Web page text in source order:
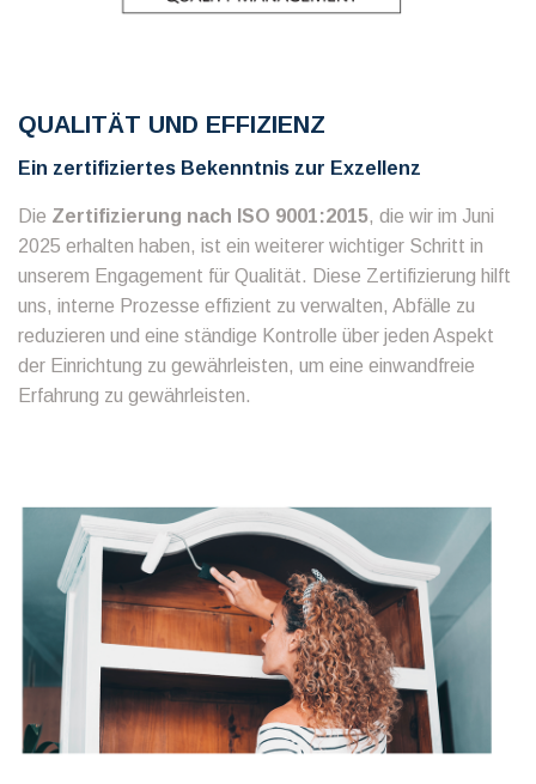
QUALITÄT UND EFFIZIENZ
Ein zertifiziertes Bekenntnis zur Exzellenz
Die Zertifizierung nach ISO 9001:2015, die wir im Juni
2025 erhalten haben, ist ein weiterer wichtiger Schritt in
unserem Engagement für Qualität. Diese Zertifizierung hilft
uns, interne Prozesse effizient zu verwalten, Abfälle zu
reduzieren und eine ständige Kontrolle über jeden Aspekt
der Einrichtung zu gewährleisten, um eine einwandfreie
Erfahrung zu gewährleisten.